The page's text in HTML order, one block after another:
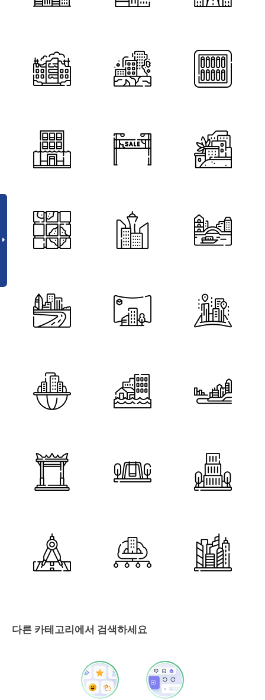
다른 카테고리에서 검색하세요